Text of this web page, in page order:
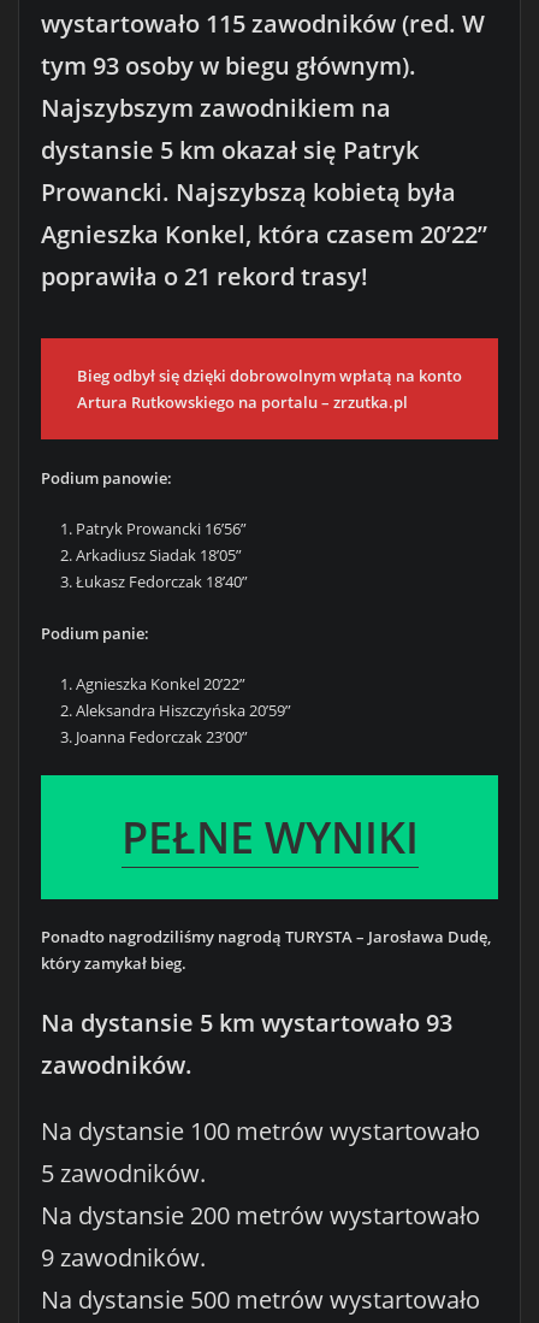
wystartowało 115 zawodników (red. W
tym 93 osoby w biegu głównym).
Najszybszym zawodnikiem na
dystansie 5 km okazał się Patryk
Prowancki. Najszybszą kobietą była
Agnieszka Konkel, która czasem 20’22”
poprawiła o 21 rekord trasy!
Bieg odbył się dzięki dobrowolnym wpłatą na konto
Artura Rutkowskiego na portalu – zrzutka.pl
Podium panowie:
Patryk Prowancki 16’56”
Arkadiusz Siadak 18’05”
Łukasz Fedorczak 18’40”
Podium panie:
Agnieszka Konkel 20’22”
Aleksandra Hiszczyńska 20’59”
Joanna Fedorczak 23’00”
PEŁNE WYNIKI
Ponadto nagrodziliśmy nagrodą TURYSTA – Jarosława Dudę,
który zamykał bieg.
Na dystansie 5 km wystartowało 93
zawodników.
Na dystansie 100 metrów wystartowało
5 zawodników.
Na dystansie 200 metrów wystartowało
9 zawodników.
Na dystansie 500 metrów wystartowało